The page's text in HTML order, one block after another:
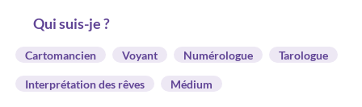
Qui suis-je ?
Cartomancien Voyant Numérologue Tarologue
Interprétation des rêves Médium